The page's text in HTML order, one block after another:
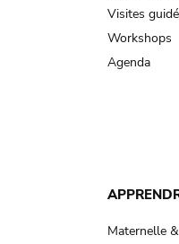
Visites
Workshops
Agenda
Maternelle